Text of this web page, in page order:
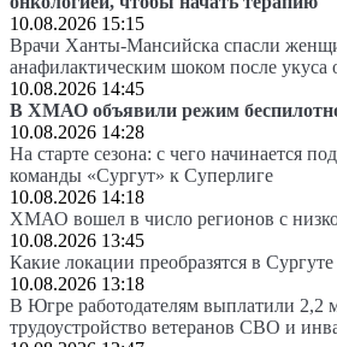
10.08.2026 15:15
Врачи Ханты-Мансийска спасли
анафилактическим шоком после укуса
10.08.2026 14:45
В ХМАО объявили режим
10.08.2026 14:28
На старте сезона: с чего начинается
команды «Сургут» к Суперлиге
10.08.2026 14:18
ХМАО вошел в число регионов с
10.08.2026 13:45
Какие локации преобразятся в
10.08.2026 13:18
В Югре работодателям выплатили 2,2
трудоустройство ветеранов СВО и